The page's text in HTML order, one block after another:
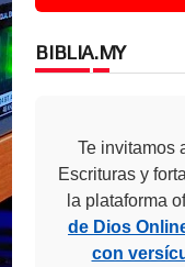
BIBLIA.MY
Te invitamos
Escrituras y
la plataforma
de Dios
con